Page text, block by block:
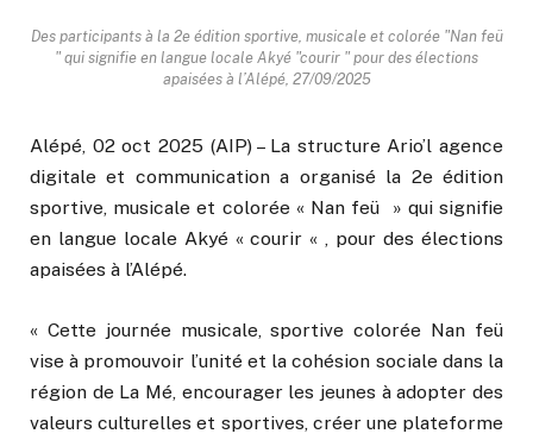
Des participants à la 2e édition sportive, musicale et colorée "Nan feü
" qui signifie en langue locale Akyé "courir " pour des élections
apaisées à l’Alépé, 27/09/2025
Alépé, 02 oct 2025 (AIP) – La structure Ario’l agence
digitale et communication a organisé la 2e édition
sportive, musicale et colorée « Nan feü » qui signifie
en langue locale Akyé « courir « , pour des élections
apaisées à l’Alépé.
« Cette journée musicale, sportive colorée Nan feü
vise à promouvoir l’unité et la cohésion sociale dans la
région de La Mé, encourager les jeunes à adopter des
valeurs culturelles et sportives, créer une plateforme